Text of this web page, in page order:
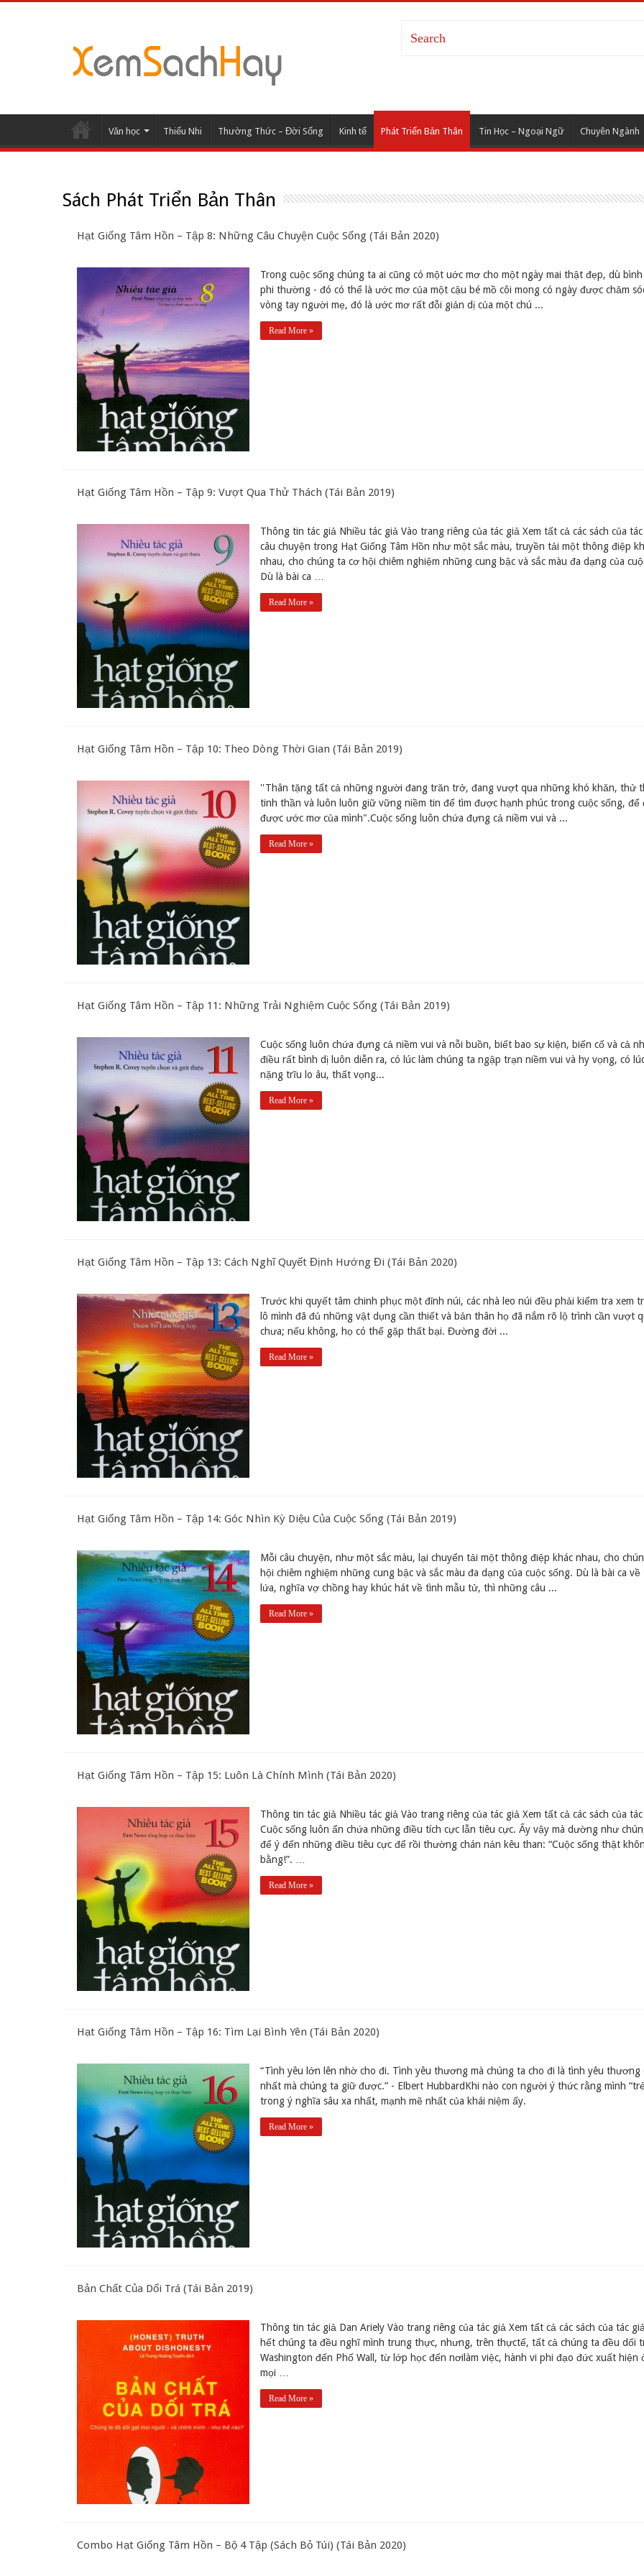
Văn học Thiếu Nhi Thường Thức – Đời Sống Kinh tế Phát Triển Bản Thân Tin Học – Ngoại Ngữ Chuyên Ngành
Sách Phát Triển Bản Thân
Hạt Giống Tâm Hồn – Tập 8: Những Câu Chuyện Cuộc Sống (Tái Bản 2020)
Trong cuộc sống chúng ta ai cũng có một uớc mơ cho một ngày mai thật đẹp, dù
phi thường - đó có thể là ước mơ của một cậu bé mồ côi mong có ngày được chăm
vòng tay người mẹ, đó là ước mơ rất đỗi giản dị của một chú ...
Read More »
Hạt Giống Tâm Hồn – Tập 9: Vượt Qua Thử Thách (Tái Bản 2019)
Thông tin tác giả Nhiều tác giả Vào trang riêng của tác giả Xem tất cả các sách của
câu chuyện trong Hạt Giống Tâm Hồn như một sắc màu, truyền tải một thông điệp
nhau, cho chúng ta cơ hội chiêm nghiệm những cung bậc và sắc màu đa dạng của
Dù là bài ca …
Read More »
Hạt Giống Tâm Hồn – Tập 10: Theo Dòng Thời Gian (Tái Bản 2019)
''Thân tặng tất cả những người đang trăn trở, đang vượt qua những khó khăn, thử
tinh thần và luôn luôn giữ vững niềm tin để tìm được hạnh phúc trong cuộc sống, để
được ước mơ của mình".Cuộc sống luôn chứa đựng cả niềm vui và ...
Read More »
Hạt Giống Tâm Hồn – Tập 11: Những Trải Nghiệm Cuộc Sống (Tái Bản 2019)
Cuộc sống luôn chứa đựng cả niềm vui và nỗi buồn, biết bao sự kiện, biến cố và cả
điều rất bình dị luôn diễn ra, có lúc làm chúng ta ngập trạn niềm vui và hy vọng, có
nặng trĩu lo âu, thất vọng...
Read More »
Hạt Giống Tâm Hồn – Tập 13: Cách Nghĩ Quyết Định Hướng Đi (Tái Bản 2020)
Trước khi quyết tâm chinh phục một đỉnh núi, các nhà leo núi đều phải kiểm tra xem
lô mình đã đủ những vật dụng cần thiết và bản thân họ đã nắm rõ lộ trình cần vượt
chưa; nếu không, họ có thể gặp thất bại. Đường đời ...
Read More »
Hạt Giống Tâm Hồn – Tập 14: Góc Nhìn Kỳ Diệu Của Cuộc Sống (Tái Bản 2019)
Mỗi câu chuyện, như một sắc màu, lại chuyển tải một thông điệp khác nhau, cho
hội chiêm nghiệm những cung bậc và sắc màu đa dạng của cuộc sống. Dù là bài ca
lứa, nghĩa vợ chồng hay khúc hát về tình mẫu tử, thì những câu ...
Read More »
Hạt Giống Tâm Hồn – Tập 15: Luôn Là Chính Mình (Tái Bản 2020)
Thông tin tác giả Nhiều tác giả Vào trang riêng của tác giả Xem tất cả các sách của
Cuộc sống luôn ẩn chứa những điều tích cực lẫn tiêu cực. Ấy vậy mà dường như
để ý đến những điều tiêu cực để rồi thường chán nản kêu than: “Cuộc sống thật
bằng!”. …
Read More »
Hạt Giống Tâm Hồn – Tập 16: Tìm Lại Bình Yên (Tái Bản 2020)
“Tình yêu lớn lên nhờ cho đi. Tình yêu thương mà chúng ta cho đi là tình yêu thương
nhất mà chúng ta giữ được.” - Elbert HubbardKhi nào con người ý thức rằng mình
trong ý nghĩa sâu xa nhất, mạnh mẽ nhất của khái niệm ấy.
Read More »
Bản Chất Của Dối Trá (Tái Bản 2019)
Thông tin tác giả Dan Ariely Vào trang riêng của tác giả Xem tất cả các sách của tác
hết chúng ta đều nghĩ mình trung thực, nhưng, trên thựctế, tất cả chúng ta đều dối
Washington đến Phố Wall, từ lớp học đến nơilàm việc, hành vi phi đạo đức xuất hiện
mọi …
Read More »
Combo Hạt Giống Tâm Hồn – Bộ 4 Tập (Sách Bỏ Túi) (Tái Bản 2020)